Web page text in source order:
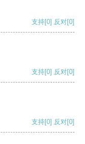
支持[0] 反对[0]
支持[0] 反对[0]
支持[0] 反对[0]